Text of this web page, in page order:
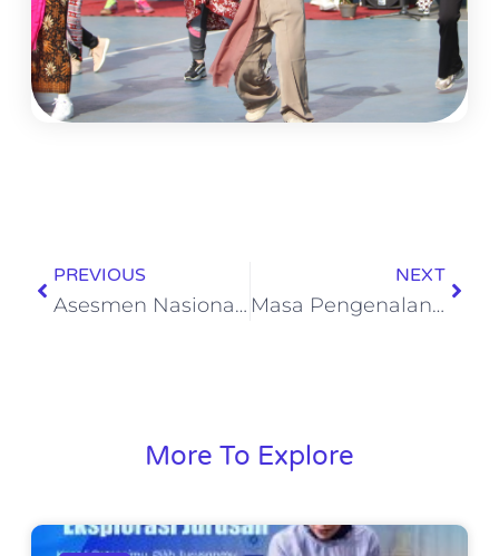
PREVIOUS
Asesmen Nasional SMA School of Human 2025
NEXT
Masa Pengenalan Lingkungan Sekolah (MPLS) Day 5 Tapel 25-26
More To Explore